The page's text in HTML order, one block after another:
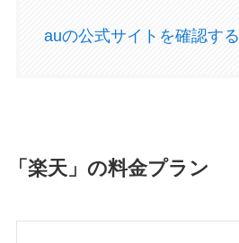
auの公式サイトを確認する
「楽天」の料金プラン